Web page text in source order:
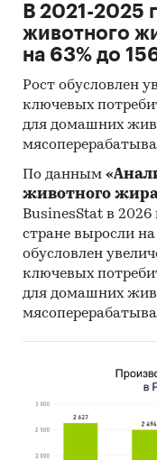
В 2021-2025
животного
на 63% до
Рост обусловлен
ключевых
для домашних
По данным
животного жира
BusinesStat в 2026
стране выросли
обусловлен
ключевых
для домашних